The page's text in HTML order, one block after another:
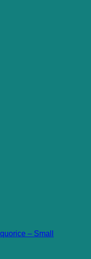
– Small